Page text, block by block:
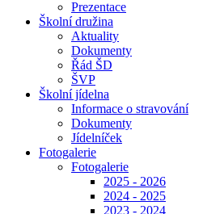
Prezentace
Školní družina
Aktuality
Dokumenty
Řád ŠD
ŠVP
Školní jídelna
Informace o stravování
Dokumenty
Jídelníček
Fotogalerie
Fotogalerie
2025 - 2026
2024 - 2025
2023 - 2024